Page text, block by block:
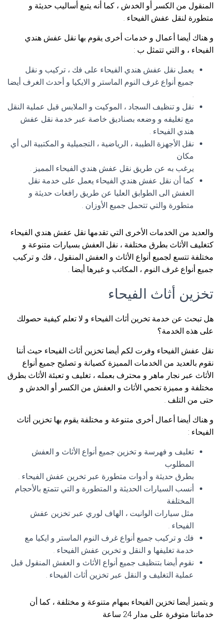
المنقول من الكسر أو الخدش ، كما أنه يتبع أساليب حديثة و
متطورة لنقل عفش الفيحاء .
و هناك أيضا أعمال و خدمات أخرى يقوم بها نقل عفش هندي
الفيحاء ، و التي تتمثل ب :
يعمل نقل عفش هندي الفيحاء على فك ، تركيب و نقل
جميع أنواع غرف النوم الماستر و الايكيا و أحدث الغرف أيضا
.
نقل و تنظيف السجاد ، الموكيت و الملابس قبل عملية النقل
مع تغليفه و وضعه بصناديق خاصة عبر خدمة نقل عفش
هندي الفيحاء .
نقل الأجهزة الطيبة ، الرياضية ، التجميلية و المكتبية الى أي
مكان
يرغب به عن طريق نقل عفش هندي الفيحاء المميز .
كما أن نقل عفش هندي الفيحاء يعمل على خدمة نقل
العفش الى الطوابق العليا عن طريق رافعات حديثة و
متطورة والتي تتحمل جميع الأوزان .
والعديد من الخدمات الأخرى التي تقدمها نقل عفش هندي الفيحاء
كتغليف الأثاث بطرق مختلفة ، نقل العفش بسيارات متنوعة و
مختلفة تتسع لجميع أنواع الأثاث و العفش المنقول ، فك و تركيب
جميع أنواع غرف النوم ، المكاتب و غيرها أيضا .
تخزين أثاث الفيحاء
هل تبحث عن خدمة تخرين أثاث الفيحاء و لا تعلم كيفية حصولك
على هذه الخدمة؟
نقل عفش الفيحاء وفرت لكم أيضا تخزين أثاث الفيحاء حيث أننا
نقوم بالعديد من الخدمات المميزة كصيانة و تصليح جميع أنواع
الأثاث عبر نجار ماهر و محترف بعمله ، تغليف و تعبئة الأثاث بطرق
مختلفة و مميزة تحمي الأثاث و العفش من الكسر أو الخدش و
حتى من التلف .
و هناك أيضا أعمال أخرى متنوعة و مختلفة يقوم بها تخزين أثاث
الفيحاء :
تغليف و فهرسة و تخزين جميع أنواع الأثاث و العفش
المطلوب
بطرق حديثة و أدوات متطورة عبر تخرين عفش الفيحاء .
أنسب السيارات الحديثة و المتطورة و التي تتمتع بالأحجام
المختلفة
مثل سيارات الوانيت ، الهاف لوري عبر تخزين عفش
الفيحاء .
فك و تركيب جميع أنواع غرف النوم الماستر و ايكيا مع
خدمة تغليفها و النقل و تخرين عفش الفيحاء .
نقوم أيضا بتنظيف جميع أنواع الأثاث و العفش المنقول قبل
عملية التغليف و النقل عبر تخزين أثاث الفيحاء .
و يتميز أيضا تخزين الفيحاء بمهام متنوعة و مختلفة ، كما أن
خدماتنا متوفرة على مدار 24 ساعة